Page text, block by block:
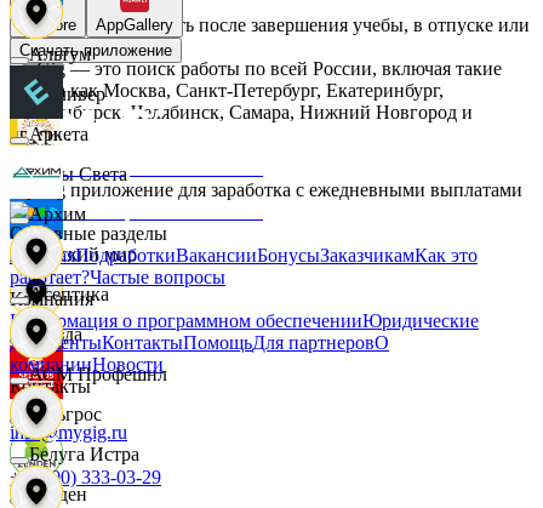
Гелиус
Гулливер
Дары Света
Детский мир
Звезда
Зельгрос
Зенден
Альтум
Аркета
Архим
Асептика
АСМ Профешнл
Белуга Истра
Начните зарабатывать после завершения учебы, в отпуске или
в выходные.
MyGig — это поиск работы по всей России, включая такие
города как Москва, Санкт-Петербург, Екатеринбург,
Новосибирск, Челябинск, Самара, Нижний Новгород и
другие.
RuStore
AppGallery
Скачать приложение
MyGig приложение для заработка с ежедневными выплатами
Основные разделы
ГлавнаяПодработкиВакансииБонусыЗаказчикамКак это
работает?Частые вопросы
Компания
Информация о программном обеспеченииЮридические
документыКонтактыПомощьДля партнеровО
компанииНовости
Контакты
info@mygig.ru
+8 (800) 333-03-29